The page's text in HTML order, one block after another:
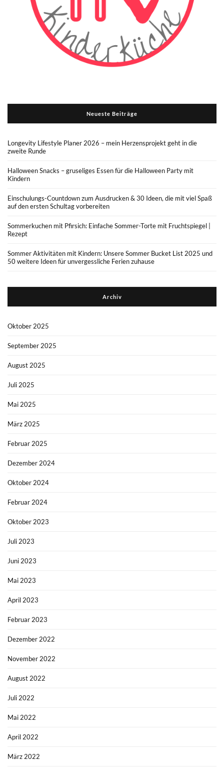
Neueste Beiträge
Longevity Lifestyle Planer 2026 – mein Herzensprojekt geht in die
zweite Runde
Halloween Snacks – gruseliges Essen für die Halloween Party mit
Kindern
Einschulungs-Countdown zum Ausdrucken & 30 Ideen, die mit viel Spaß
auf den ersten Schultag vorbereiten
Sommerkuchen mit Pfirsich: Einfache Sommer-Torte mit Fruchtspiegel |
Rezept
Sommer Aktivitäten mit Kindern: Unsere Sommer Bucket List 2025 und
50 weitere Ideen für unvergessliche Ferien zuhause
Archiv
Oktober 2025
September 2025
August 2025
Juli 2025
Mai 2025
März 2025
Februar 2025
Dezember 2024
Oktober 2024
Februar 2024
Oktober 2023
Juli 2023
Juni 2023
Mai 2023
April 2023
Februar 2023
Dezember 2022
November 2022
August 2022
Juli 2022
Mai 2022
April 2022
März 2022